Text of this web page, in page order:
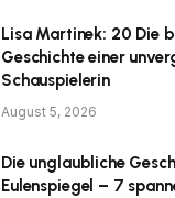
Lisa Martinek: 20 Die
Geschichte einer
Schauspielerin
August 5, 2026
Die unglaubliche
Eulenspiegel – 7